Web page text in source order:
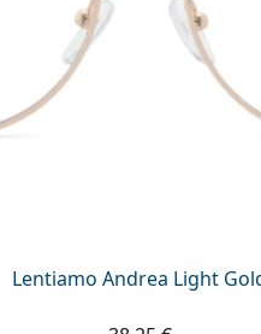
Lentiamo Andrea Light